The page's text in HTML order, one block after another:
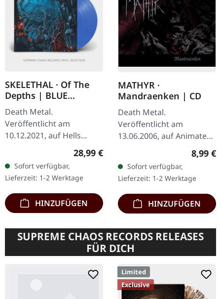
SKELETHAL · Of The
Depths | BLUE
CLOUDY LP
Death Metal.
Veröffentlicht am
10.12.2021, auf Hells
Headbangers. Blue
französischen Death
Metal-Wahnsinnigen
Skelethal liefern mit…
Regulärer Preis:
28,99 €
Sofort verfügbar,
Lieferzeit: 1-2 Werktage
HINZUFÜGEN
MATHYR ·
Mandraenken | CD
Death Metal.
Veröffentlicht am
13.06.2006, auf Animate
Records. CD im Jewelcase.
„Mandraenken" einen
vernichtenden Schlag
gegen…
8,99 €
Sofort verfügbar,
Lieferzeit: 1-2 Werktage
HINZUFÜGEN
SUPREME CHAOS RECORDS RELEASES
FÜR DICH
Limited
Exclusive